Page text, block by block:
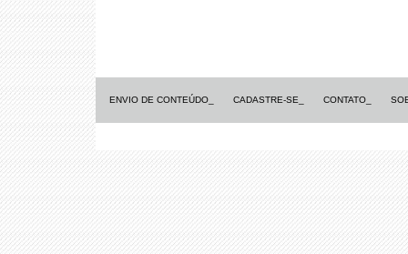
ENVIO DE CONTEÚDO_ CADASTRE-SE_ CONTATO_